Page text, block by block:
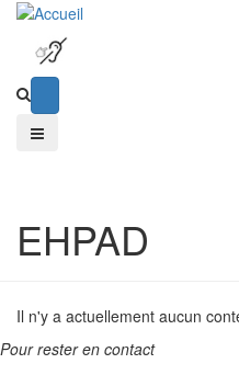
EHPAD
Il n'y a actuellement aucun
Pour rester en contact